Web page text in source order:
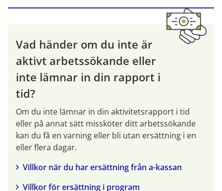
Vad händer om du inte är
aktivt arbetssökande eller
inte lämnar in din rapport i
tid?
Om du inte lämnar in din aktivitetsrapport i tid
eller på annat sätt missköter ditt arbetssökande
kan du få en varning eller bli utan ersättning i en
eller flera dagar.
Villkor när du har ersättning från a-kassan
Villkor för ersättning i program